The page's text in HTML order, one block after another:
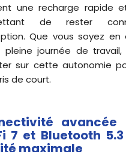
une recharge rapide
de rester
Que vous soyez en
journée de travail,
sur cette autonomie
de court.
avancée
7 et Bluetooth
maximale